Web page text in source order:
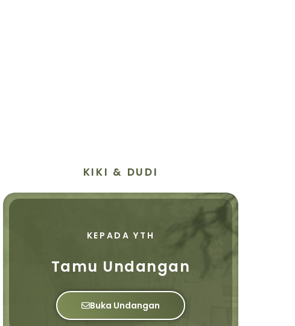
KIKI & DUDI
KEPADA YTH
Tamu Undangan
Buka Undangan